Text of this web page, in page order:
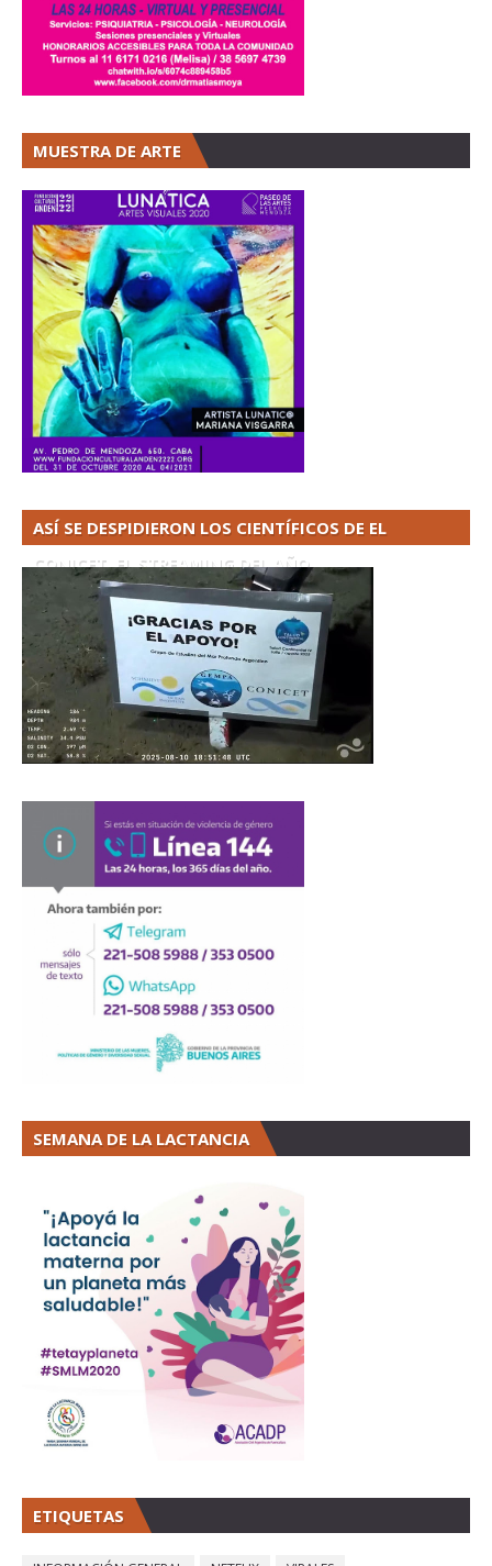
MUESTRA DE ARTE
ASÍ SE DESPIDIERON LOS CIENTÍFICOS DE EL
CONICET. EL STREAMING DEL AÑO
SEMANA DE LA LACTANCIA
ETIQUETAS